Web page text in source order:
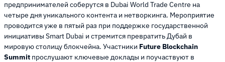
предпринимателей соберутся в Dubai World Trade Centre на
четыре дня уникального контента и нетворкинга. Мероприятие
проводится уже в пятый раз при поддержке государственной
инициативы Smart Dubai и стремится превратить Дубай в
мировую столицу блокчейна. Участники Future Blockchain
Summit прослушают ключевые доклады и поучаствуют в